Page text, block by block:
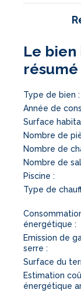
Le
résumé
Type de bien :
Année de
Surface
Nombre de
Nombre de
Nombre de
Piscine :
Type de
énergétique :
Emission de
serre :
Surface du
Estimation
énergétique